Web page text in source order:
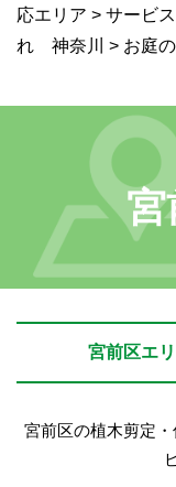
応エリア > サービ
れ 神奈川
> お庭
宮前区エ
宮前区の植木剪定